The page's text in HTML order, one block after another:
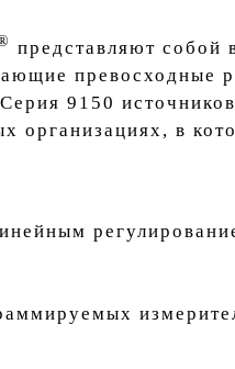
представляют собой
превосходные
9150
организациях, в